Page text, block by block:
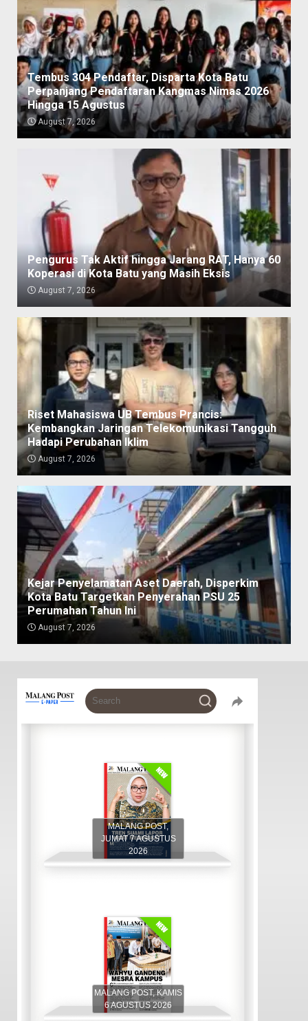
Tembus 304 Pendaftar, Disparta Kota Batu
Perpanjang Pendaftaran Kangmas Nimas 2026
Hingga 15 Agustus
August 7, 2026
Pengurus Tak Aktif hingga Jarang RAT, Hanya 60
Koperasi di Kota Batu yang Masih Eksis
August 7, 2026
Riset Mahasiswa UB Tembus Prancis:
Kembangkan Jaringan Telekomunikasi Tangguh
Hadapi Perubahan Iklim
August 7, 2026
Kejar Penyelamatan Aset Daerah, Disperkim
Kota Batu Targetkan Penyerahan PSU 25
Perumahan Tahun Ini
August 7, 2026